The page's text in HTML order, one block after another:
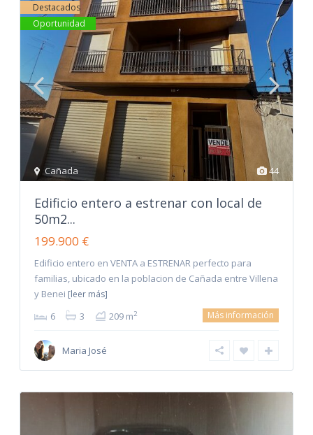
44
Cañada
Destacados
Oportunidad
Edificio entero a estrenar con local de
50m2...
199.900 €
Edificio entero en VENTA a ESTRENAR perfecto para
familias, ubicado en la poblacion de Cañada entre Villena
y Benei [leer más]
6 3 209 m2 Más información
Maria José